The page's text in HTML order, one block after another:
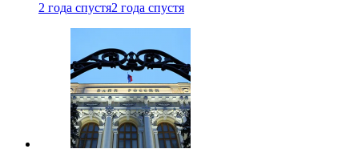
2 года спустя2 года спустя